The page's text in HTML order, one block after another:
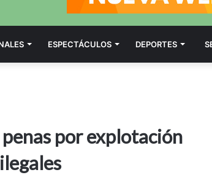
ESPECTÁCULOS DEPORTES
por explotación